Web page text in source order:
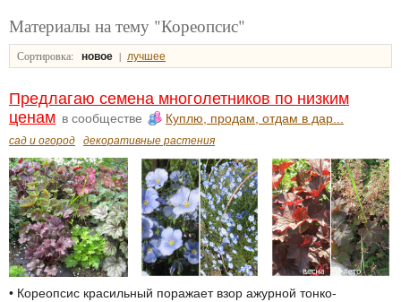
Материалы на тему "Кореопсис"
Сортировка: новое | лучшее
Предлагаю семена многолетников по низким
ценам в сообществе Куплю, продам, отдам в дар...
сад и огород декоративные растения
• Кореопсис красильный поражает взор ажурной тонко-